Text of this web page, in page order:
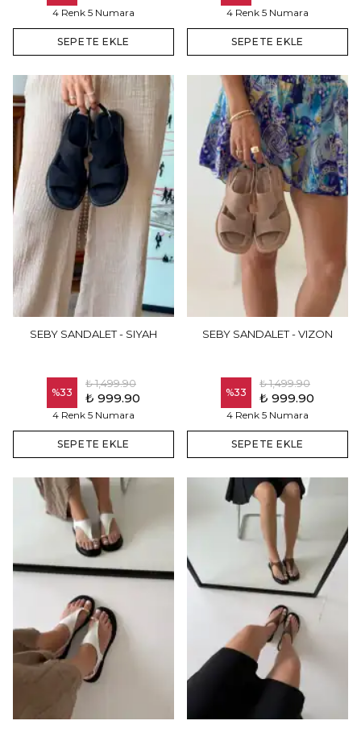
4 Renk 5 Numara
SEPETE EKLE
4 Renk 5 Numara
SEPETE EKLE
SEBY SANDALET - SIYAH
%33
₺ 1,499.90
₺ 999.90
4 Renk 5 Numara
SEPETE EKLE
SEBY SANDALET - VIZON
%33
₺ 1,499.90
₺ 999.90
4 Renk 5 Numara
SEPETE EKLE